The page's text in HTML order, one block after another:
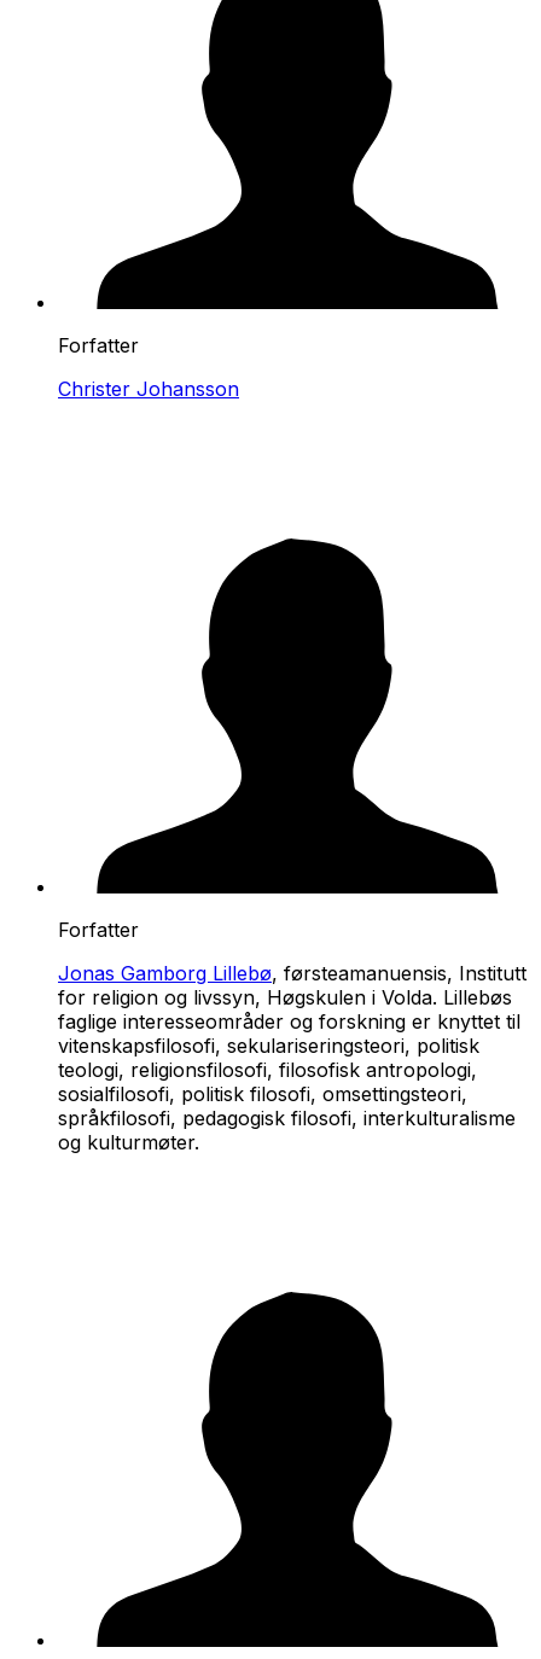
Forfatter
Christer Johansson
Forfatter
Jonas Gamborg Lillebø, førsteamanuensis, Institutt
for religion og livssyn, Høgskulen i Volda. Lillebøs
faglige interesseområder og forskning er knyttet til
vitenskapsfilosofi, sekulariseringsteori, politisk
teologi, religionsfilosofi, filosofisk antropologi,
sosialfilosofi, politisk filosofi, omsettingsteori,
språkfilosofi, pedagogisk filosofi, interkulturalisme
og kulturmøter.